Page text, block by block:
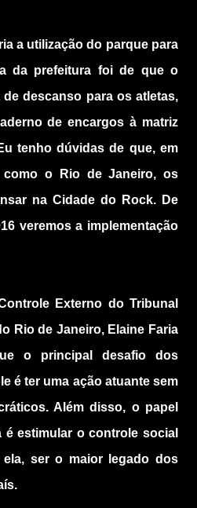
a utilização do parque para
da prefeitura foi de que o
descanso para os atletas,
de encargos à matriz
tenho dúvidas de que, em
como o Rio de Janeiro, os
na Cidade do Rock. De
veremos a implementação
Externo do Tribunal
Rio de Janeiro, Elaine Faria
o principal desafio dos
é ter uma ação atuante sem
Além disso, o papel
estimular o controle social
ser o maior legado dos